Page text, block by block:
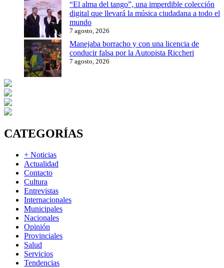
“El alma del tango”, una imperdible colección
digital que llevará la música ciudadana a todo el
mundo
7 agosto, 2026
Manejaba borracho y con una licencia de
conducir falsa por la Autopista Riccheri
7 agosto, 2026
CATEGORÍAS
+ Noticias
Actualidad
Contacto
Cultura
Entrevistas
Internacionales
Municipales
Nacionales
Opinión
Provinciales
Salud
Servicios
Tendencias